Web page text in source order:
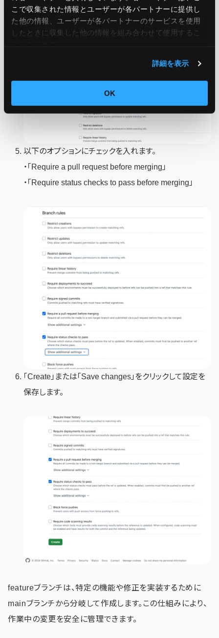
こで収集された情報とユーザーが各パートナーに提供し
た他の情報、ユーザーが各パートナーのサービスを使用
したときに収集した他の情報を組み合わせて使用​​するこ
詳細を表示
OK
以下のオプションにチェックを入れます。
・「Require a pull request before merging」
・「Require status checks to pass before merging」
「Create」または「Save changes」をクリックして設定を
保存します。
featureブランチは、特定の機能や修正を実装するために
mainブランチから分岐して作成します。この仕組みにより、
作業中の変更を安全に管理できます。